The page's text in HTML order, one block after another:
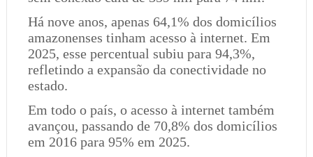
Há nove anos, apenas 64,1% dos domicílios
amazonenses tinham acesso à internet. Em
2025, esse percentual subiu para 94,3%,
refletindo a expansão da conectividade no
estado.
Em todo o país, o acesso à internet também
avançou, passando de 70,8% dos domicílios
em 2016 para 95% em 2025.